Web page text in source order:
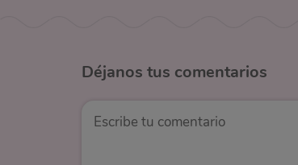
Déjanos tus comentarios